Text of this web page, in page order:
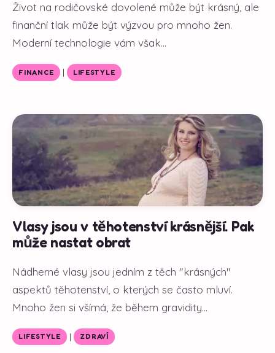
Život na rodičovské dovolené může být krásný, ale
finanční tlak může být výzvou pro mnoho žen.
Moderní technologie vám však...
FINANCE | LIFESTYLE
Vlasy jsou v těhotenství krásnější. Pak
může nastat obrat
Nádherné vlasy jsou jedním z těch "krásných"
aspektů těhotenství, o kterých se často mluví.
Mnoho žen si všímá, že během gravidity...
LIFESTYLE | ZDRAVÍ